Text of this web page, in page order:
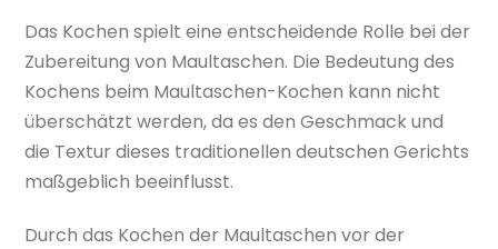
Das Kochen spielt eine entscheidende Rolle bei der
Zubereitung von Maultaschen. Die Bedeutung des
Kochens beim Maultaschen-Kochen kann nicht
überschätzt werden, da es den Geschmack und
die Textur dieses traditionellen deutschen Gerichts
maßgeblich beeinflusst.
Durch das Kochen der Maultaschen vor der